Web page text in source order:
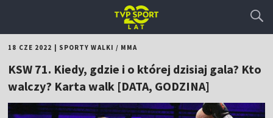
18 CZE 2022 SPORTY WALKI / MMA
KSW 71. Kiedy, gdzie i o której dzisiaj gala? Kto
walczy? Karta walk [DATA, GODZINA]